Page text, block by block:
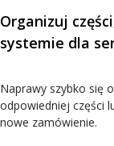
Organizuj
systemie dla
Naprawy szybko się
odpowiedniej części
nowe zamówienie.